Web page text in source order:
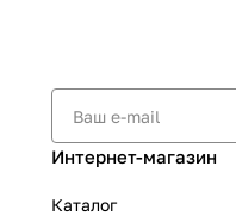
Интернет-магазин
Каталог